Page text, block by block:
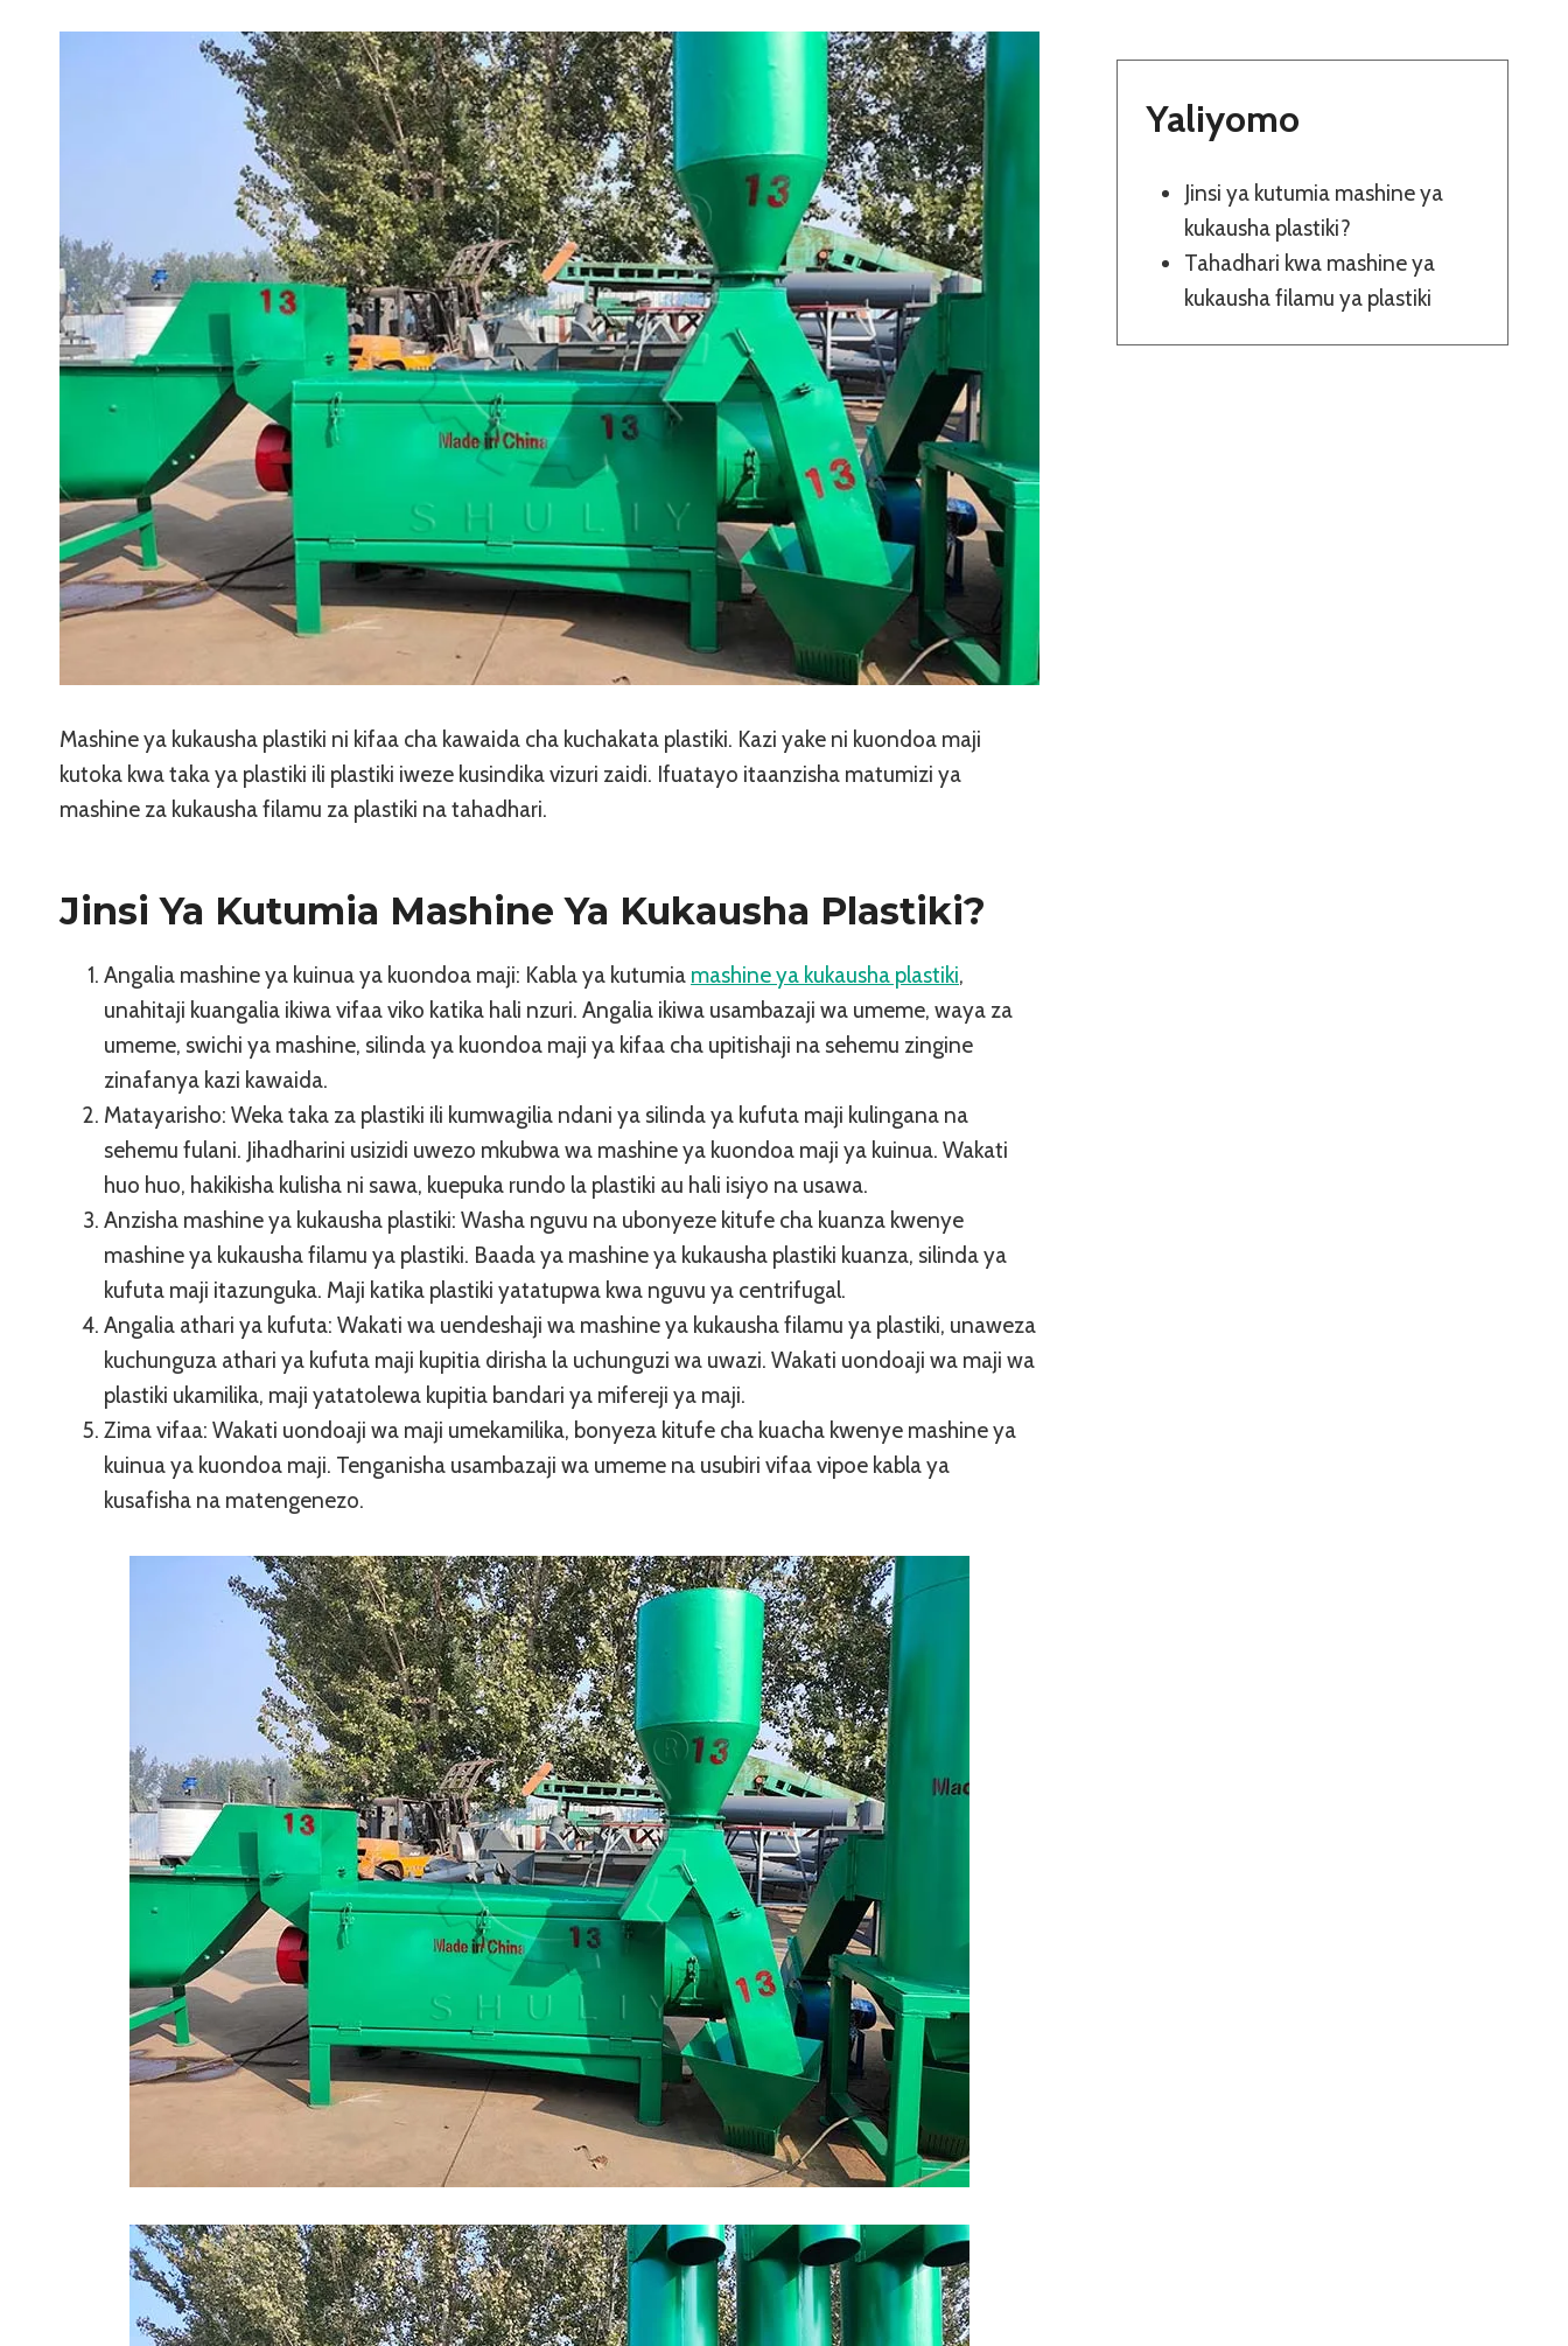
Mashine ya kukausha plastiki ni kifaa cha kawaida cha kuchakata plastiki. Kazi yake ni kuondoa maji
kutoka kwa taka ya plastiki ili plastiki iweze kusindika vizuri zaidi. Ifuatayo itaanzisha matumizi ya
mashine za kukausha filamu za plastiki na tahadhari.
Jinsi Ya Kutumia Mashine Ya Kukausha Plastiki?
Angalia mashine ya kuinua ya kuondoa maji: Kabla ya kutumia mashine ya kukausha plastiki,
unahitaji kuangalia ikiwa vifaa viko katika hali nzuri. Angalia ikiwa usambazaji wa umeme, waya za
umeme, swichi ya mashine, silinda ya kuondoa maji ya kifaa cha upitishaji na sehemu zingine
zinafanya kazi kawaida.
Matayarisho: Weka taka za plastiki ili kumwagilia ndani ya silinda ya kufuta maji kulingana na
sehemu fulani. Jihadharini usizidi uwezo mkubwa wa mashine ya kuondoa maji ya kuinua. Wakati
huo huo, hakikisha kulisha ni sawa, kuepuka rundo la plastiki au hali isiyo na usawa.
Anzisha mashine ya kukausha plastiki: Washa nguvu na ubonyeze kitufe cha kuanza kwenye
mashine ya kukausha filamu ya plastiki. Baada ya mashine ya kukausha plastiki kuanza, silinda ya
kufuta maji itazunguka. Maji katika plastiki yatatupwa kwa nguvu ya centrifugal.
Angalia athari ya kufuta: Wakati wa uendeshaji wa mashine ya kukausha filamu ya plastiki, unaweza
kuchunguza athari ya kufuta maji kupitia dirisha la uchunguzi wa uwazi. Wakati uondoaji wa maji wa
plastiki ukamilika, maji yatatolewa kupitia bandari ya mifereji ya maji.
Zima vifaa: Wakati uondoaji wa maji umekamilika, bonyeza kitufe cha kuacha kwenye mashine ya
kuinua ya kuondoa maji. Tenganisha usambazaji wa umeme na usubiri vifaa vipoe kabla ya
kusafisha na matengenezo.
Yaliyomo
Jinsi ya kutumia mashine ya
kukausha plastiki?
Tahadhari kwa mashine ya
kukausha filamu ya plastiki